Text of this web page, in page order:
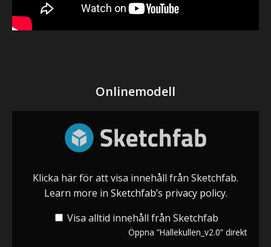
Onlinemodell
”Hallekullen_v2.0”
Klicka här för att visa innehåll från Sketchfab.
Learn more in Sketchfab’s privacy policy.
Visa alltid innehåll från Sketchfab
Öppna ”Hallekullen_v2.0” direkt